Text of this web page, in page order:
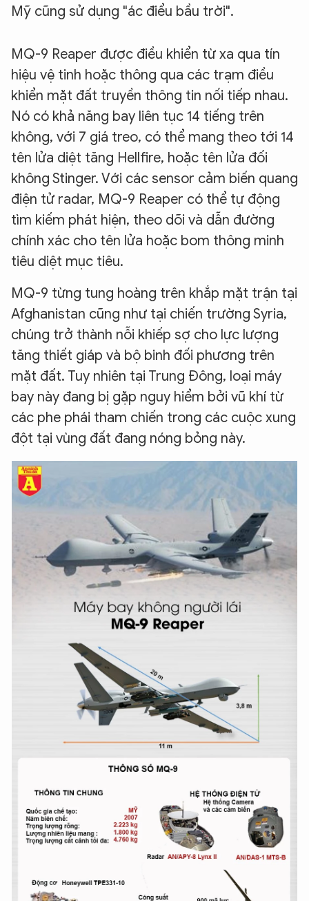
Mỹ cũng sử dụng "ác điểu bầu trời".
MQ-9 Reaper được điều khiển từ xa qua tín
hiệu vệ tinh hoặc thông qua các trạm điều
khiển mặt đất truyền thông tin nối tiếp nhau.
Nó có khả năng bay liên tục 14 tiếng trên
không, với 7 giá treo, có thể mang theo tới 14
tên lửa diệt tăng Hellfire, hoặc tên lửa đối
không Stinger. Với các sensor cảm biến quang
điện tử radar, MQ-9 Reaper có thể tự động
tìm kiếm phát hiện, theo dõi và dẫn đường
chính xác cho tên lửa hoặc bom thông minh
tiêu diệt mục tiêu.
MQ-9 từng tung hoàng trên khắp mặt trận tại
Afghanistan cũng như tại chiến trường Syria,
chúng trở thành nỗi khiếp sợ cho lực lượng
tăng thiết giáp và bộ binh đối phương trên
mặt đất. Tuy nhiên tại Trung Đông, loại máy
bay này đang bị gặp nguy hiểm bởi vũ khí từ
các phe phái tham chiến trong các cuộc xung
đột tại vùng đất đang nóng bỏng này.